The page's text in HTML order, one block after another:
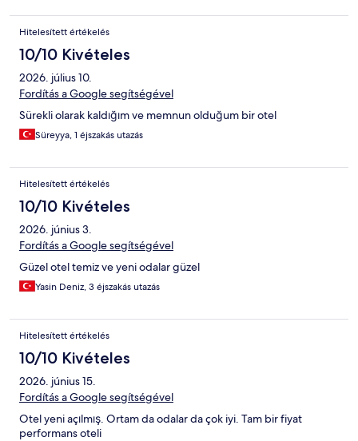
Hitelesített értékelés
10/10 Kivételes
2026. július 10.
Fordítás a Google segítségével
Sürekli olarak kaldığım ve memnun olduğum bir otel
Süreyya, 1 éjszakás utazás
Hitelesített értékelés
10/10 Kivételes
2026. június 3.
Fordítás a Google segítségével
Güzel otel temiz ve yeni odalar güzel
Yasin Deniz, 3 éjszakás utazás
Hitelesített értékelés
10/10 Kivételes
2026. június 15.
Fordítás a Google segítségével
Otel yeni açılmış. Ortam da odalar da çok iyi. Tam bir fiyat
performans oteli